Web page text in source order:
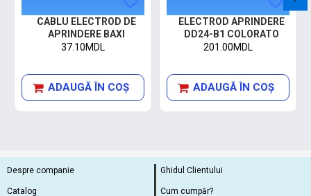
CABLU ELECTROD DE
APRINDERE BAXI
37.10MDL
ADAUGĂ ÎN COŞ
ELECTROD APRINDERE
DD24-B1 COLORATO
201.00MDL
ADAUGĂ ÎN COŞ
Despre companie
Catalog
Ghidul Clientului
Cum cumpăr?